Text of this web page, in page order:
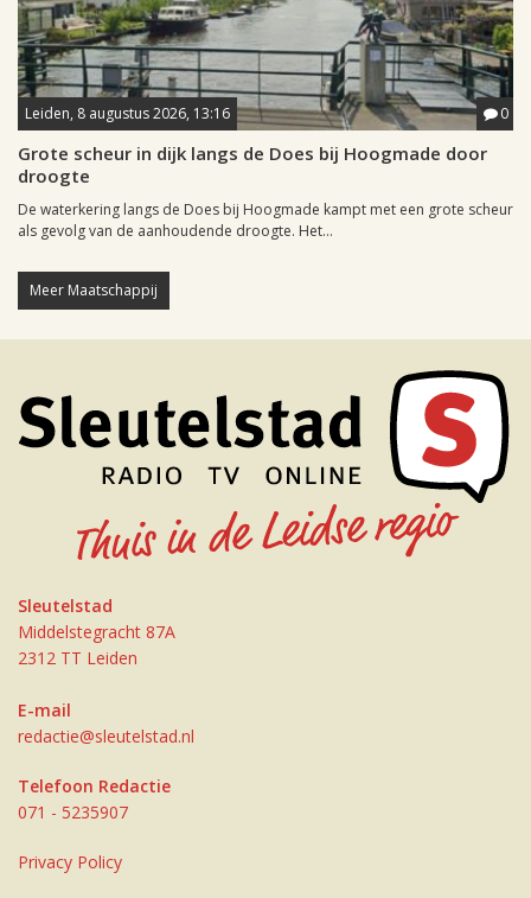
Leiden, 8 augustus 2026, 13:16 0
Grote scheur in dijk langs de Does bij Hoogmade door
droogte
De waterkering langs de Does bij Hoogmade kampt met een grote scheur
als gevolg van de aanhoudende droogte. Het...
Meer Maatschappij
Sleutelstad
Middelstegracht 87A
2312 TT Leiden
E-mail
redactie@sleutelstad.nl
Telefoon Redactie
071 - 5235907
Privacy Policy